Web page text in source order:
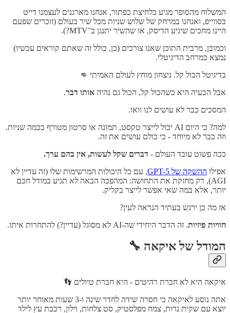
המשלוח מהסופר מגיע בלחיצת כפתור, אנחנו מארגנים לעצמנו דייט
בסווייפ, ואנחנו במרחק של שלוש שניות מכל שיר בעולם (זוכרים שפעם
היינו מחכים שיגיע הדיסק, או שהשיר יתנגן ב־MTV?).
וכמובן, מרבית התוכן שאנו צורכים (כן, כולל זה שאתם קוראים עכשיו)
נמצא במרחב הדיגיטלי.
בדיגיטל הכול קל. ניצחון מוחץ לעולם האמיתי 👊
אבל הבעיה היא כשהכול קל, הכול גם נהיה אותו דבר.
המסכים כבר לא עושים לנו וואו.
למה? כי היום AI יכול לייצר טקסט, תמונה או סרטון מטורף בכמה שניות.
וזה כבר לא מיוחד - כי כולם עושים את זה.
ככה פשוט עובד העולם - דברים שקל לעשות, אין בהם ערך.
אפילו ההשקה של GPT-5
, עם כל היכולות המרשימות שלו (זה עדיין לא
AGI), רק מחזקת את התחושה: המהפכה הבאה
לא תגיע במודל חכם
יותר, אלא במה שאי אפשר לייצר בקליק.
אז מה כן ירגש בעתיד הנראה לעין?
חוויות פיזיות. זה הדבר היחידי שה-AI לא מסוגל (עדיין?) להתחרות איתו.
המודל של איקאה 🔧
איקאה היא לא חברת רהיטים - היא חברת טיולים 👣
אתה נוסע לאיקאה כי חסרה שידה לחדר שינה ו-3 שעות מאוחר יותר
יוצא עם שקית נרות, צמח מפלסטיק, סט צלחות, וילון, רכבת עץ לילד